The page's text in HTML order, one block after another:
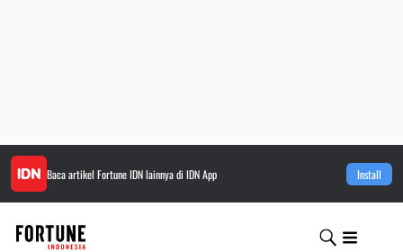
Baca artikel Fortune IDNlainnya di IDN App Install